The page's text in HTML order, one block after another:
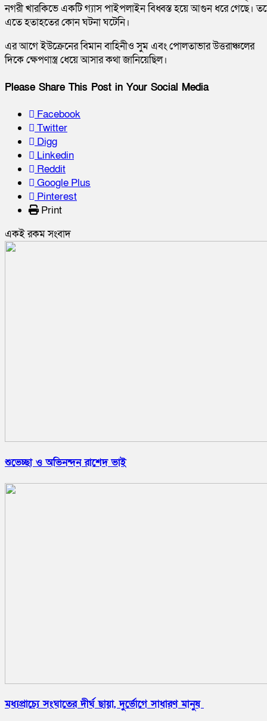
নগরী খারকিভে একটি গ্যাস পাইপলাইন বিধ্বস্ত হয়ে আগুন ধরে গেছে।
এতে হতাহতের কোন ঘটনা ঘটেনি।
এর আগে ইউক্রেনের বিমান বাহিনীও সুম এবং পোলতাভার উত্তরাঞ্চলের
দিকে ক্ষেপণাস্ত্র ধেয়ে আসার কথা জানিয়েছিল।
Please Share This Post in Your Social Media
Facebook
Twitter
Digg
Linkedin
Reddit
Google Plus
Pinterest
Print
একই রকম সংবাদ
শুভেচ্ছা ও অভিনন্দন রাশেদ ভাই
মধ্যপ্রাচ্যে সংঘাতের দীর্ঘ ছায়া, দুর্ভোগে সাধারণ মানুষ